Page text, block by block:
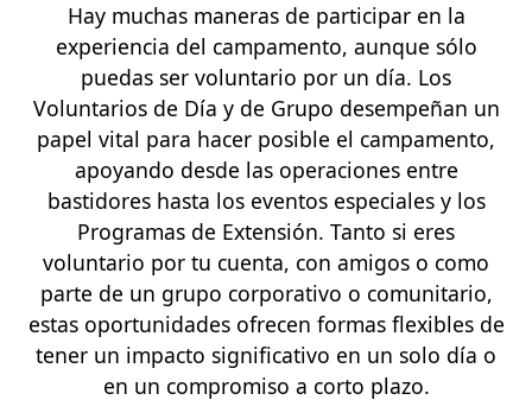
Hay muchas maneras de participar en la
experiencia del campamento, aunque sólo
puedas ser voluntario por un día. Los
Voluntarios de Día y de Grupo desempeñan un
papel vital para hacer posible el campamento,
apoyando desde las operaciones entre
bastidores hasta los eventos especiales y los
Programas de Extensión. Tanto si eres
voluntario por tu cuenta, con amigos o como
parte de un grupo corporativo o comunitario,
estas oportunidades ofrecen formas flexibles de
tener un impacto significativo en un solo día o
en un compromiso a corto plazo.